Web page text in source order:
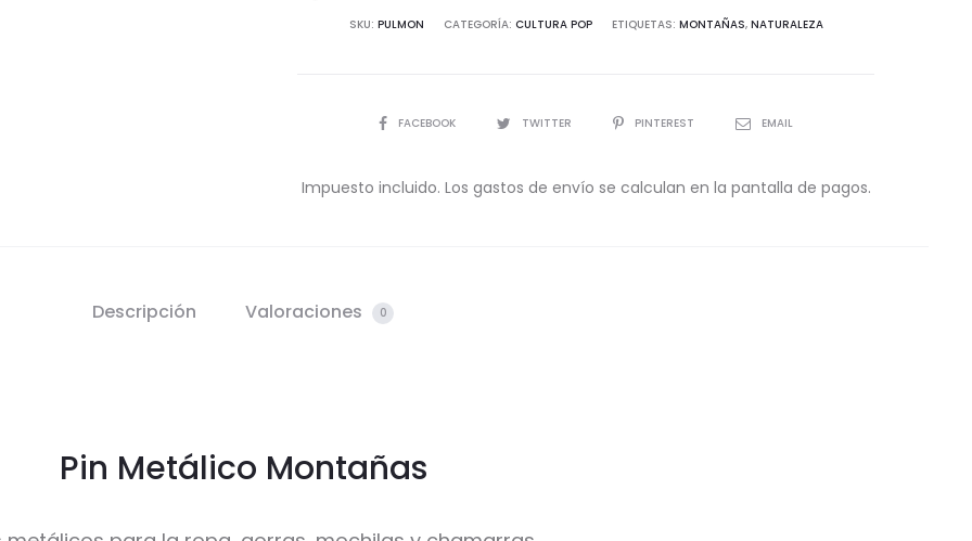
SKU: PULMON CATEGORÍA: CULTURA POP ETIQUETAS: MONTAÑAS, NATURALEZA
COMPARTIR
FACEBOOK TWITTER PINTEREST EMAIL
Impuesto incluido. Los gastos de envío se calculan en la pantalla de pagos.
Descripción Valoraciones 0
Pin Metálico Montañas